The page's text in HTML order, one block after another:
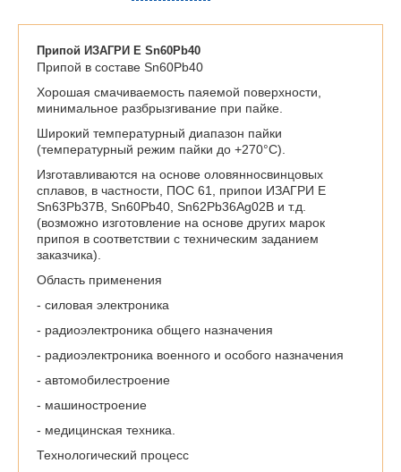
Припой ИЗАГРИ Е Sn60Pb40
Припой в составе Sn60Pb40
Хорошая смачиваемость паяемой поверхности,
минимальное разбрызгивание при пайке.
Широкий температурный диапазон пайки
(температурный режим пайки до +270°С).
Изготавливаются на основе оловянносвинцовых
сплавов, в частности, ПОС 61, припои ИЗАГРИ Е
Sn63Pb37B, Sn60Pb40, Sn62Pb36Ag02B и т.д.
(возможно изготовление на основе других марок
припоя в соответствии с техническим заданием
заказчика).
Область применения
- силовая электроника
- радиоэлектроника общего назначения
- радиоэлектроника военного и особого назначения
- автомобилестроение
- машиностроение
- медицинская техника.
Технологический процесс